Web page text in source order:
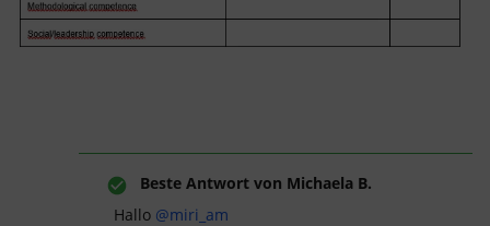
Beste Antwort von Michaela B.
Hallo @miri_am